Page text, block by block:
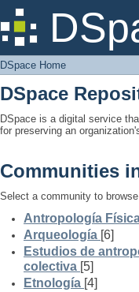
DSpace Home
DSpace Home
DSpace
DSpace is a digital service
for preserving an
Communities
Select a community to
Antropología
Arqueología [6]
Estudios de
colectiva [5]
Etnología [4]